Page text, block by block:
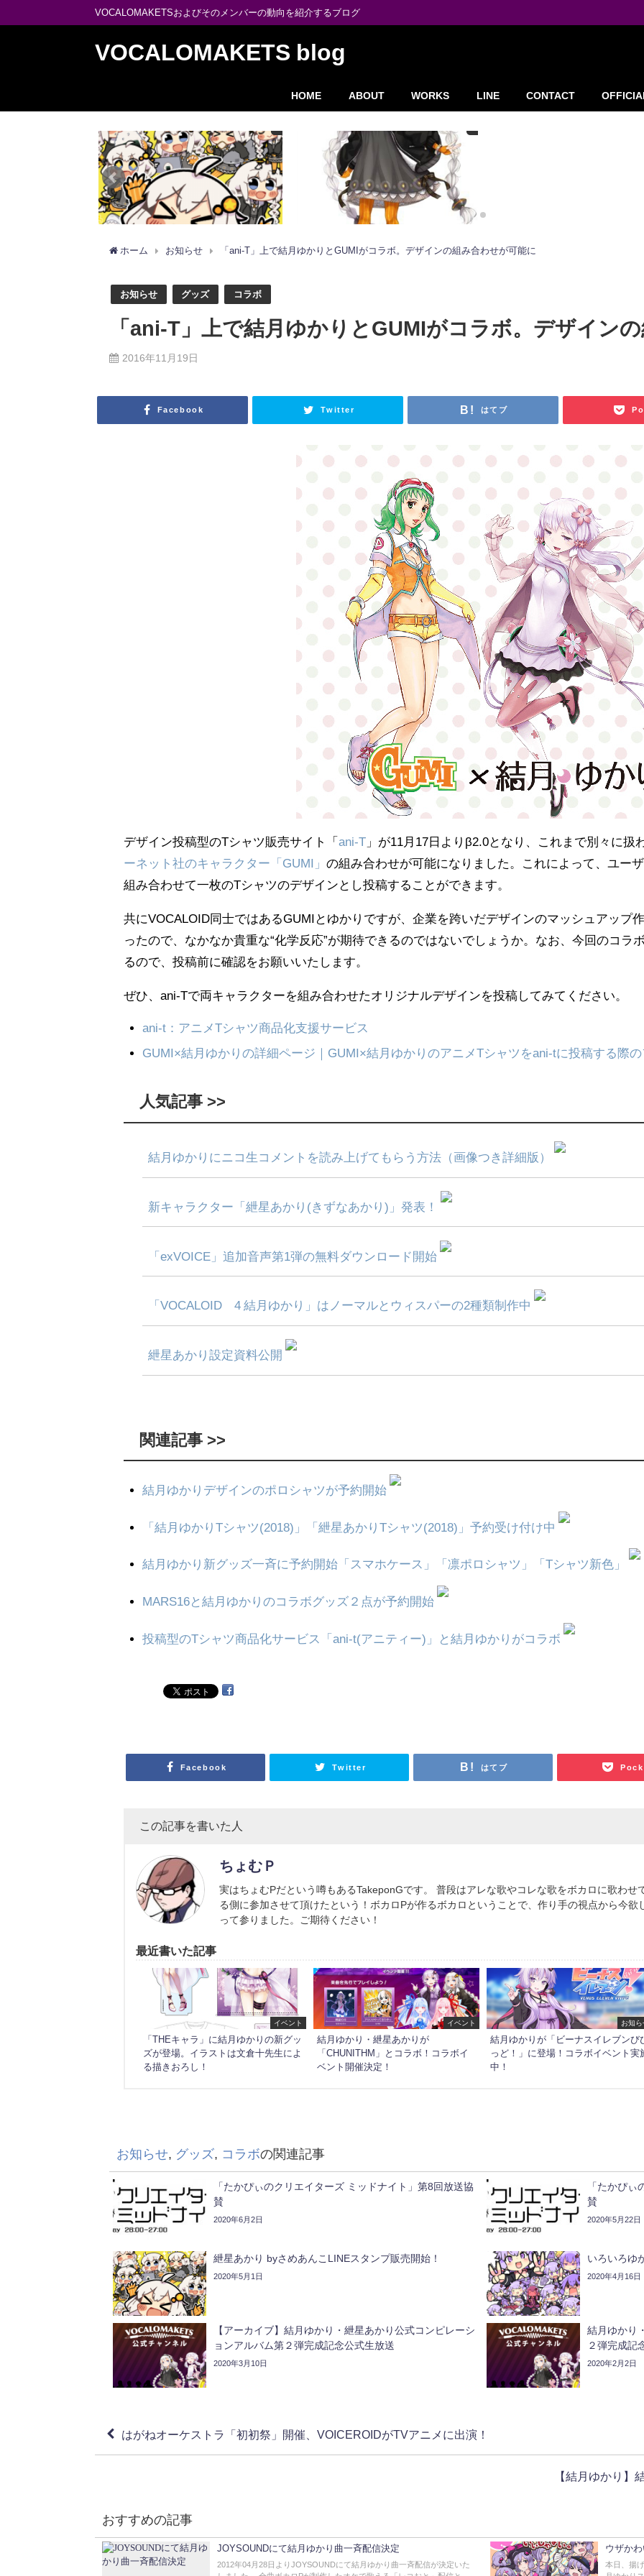
VOCALOMAKETSおよびそのメンバーの動向を紹介するブログ
VOCALOMAKETS blog
HOME ABOUT WORKS LINE CONTACT
ホーム お知らせ 「ani-T」上で結月ゆかりとGUMIがコラボ。デザインの組み合わせが可能に
お知らせ グッズ コラボ
「ani-T」上で結月ゆかりとGUMIがコラボ。デザイン
2016年11月19日
Facebook Twitter はてブ
デザイン投稿型のTシャツ販売サイト「 ani-T 」が11月17日よりβ2.0となり、これまで別々に扱
ーネット社のキャラクター「GUMI」 の組み合わせが可能になりました。これによって、ユー
組み合わせて一枚のTシャツのデザインとし投稿することができます。
共にVOCALOID同士ではあるGUMIとゆかりですが、企業を跨いだデザインのマッシュアップ
ったので、なかなか貴重な“化学反応”が期待できるのではないでしょうか。なお、今回のコラ
るので、投稿前に確認をお願いいたします。
ぜひ、ani-Tで両キャラクターを組み合わせたオリジナルデザインを投稿してみてください。
ani-t：アニメTシャツ商品化支援サービス
GUMI×結月ゆかりの詳細ページ｜GUMI×結月ゆかりのアニメTシャツをani-tに投稿する際
人気記事 >>
結月ゆかりにニコ生コメントを読み上げてもらう方法（画像つき詳細版）
新キャラクター「紲星あかり(きずなあかり)」発表！
「exVOICE」追加音声第1弾の無料ダウンロード開始
「VOCALOID™4 結月ゆかり」はノーマルとウィスパーの2種類制作中
紲星あかり設定資料公開
関連記事 >>
結月ゆかりデザインのポロシャツが予約開始
「結月ゆかりTシャツ(2018)」「紲星あかりTシャツ(2018)」予約受け付け中
結月ゆかり新グッズ一斉に予約開始「スマホケース」「凛ポロシャツ」「Tシャツ新色」
MARS16と結月ゆかりのコラボグッズ２点が予約開始
投稿型のTシャツ商品化サービス「ani-t(アニティー)」と結月ゆかりがコラボ
Facebook Twitter はてブ
この記事を書いた人
ちょむＰ
実はちょむPだという噂もあるTakeponGです。 普段はアレな歌やコレな歌をボカロに歌わせ
る側に参加させて頂けたという！ボカロPが作るボカロということで、作り手の視点から今
って参りました。ご期待ください！
最近書いた記事
イベント
「THEキャラ」に結月ゆかりの新グッ
ズが登場。イラストは文倉十先生によ
る描きおろし！
イベント
結月ゆかり・紲星あかりが
「CHUNITHM」とコラボ！コラボイ
ベント開催決定！
お知ら
結月ゆかりが「ビーナスイレブンび
っど！」に登場！コラボイベント実
中！
お知らせ, グッズ, コラボの関連記事
「たかぴぃのクリエイターズ ミッドナイト」第8回放送協
賛
2020年6月2日
「たかぴ
賛
2020年5月22日
紲星あかり byさめあんこLINEスタンプ販売開始！
2020年5月1日
いろいろゆ
2020年4月16日
【アーカイブ】結月ゆかり・紲星あかり公式コンピレーシ
ョンアルバム第２弾完成記念公式生放送
2020年3月10日
結月ゆかり
２弾完成記
2020年2月2日
はがねオーケストラ「初初祭」開催、VOICEROIDがTVアニメに出演！
【結月ゆかり】
おすすめの記事
JOYSOUNDにて結月ゆかり曲一斉配信決定
2012年04月28日よりJOYSOUNDにて結月ゆかり曲一斉配信が決定いた
ウザか
本日、揚